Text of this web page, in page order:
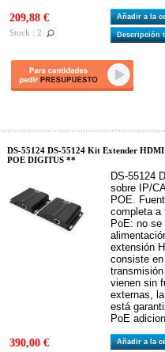
209,88 €
Stock : 2
Añadir a la
Descripción
DS-55124 DS-55124 Kit Extender
POE DIGITUS **
DS-55124
sobre IP/
POE.
completa a
PoE: no se
extensión
consiste
vienen sin
externas,
está
PoE
390,00 € Añadir a la